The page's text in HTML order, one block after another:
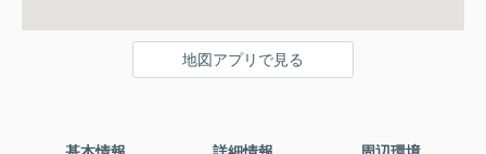
地図アプリで見る